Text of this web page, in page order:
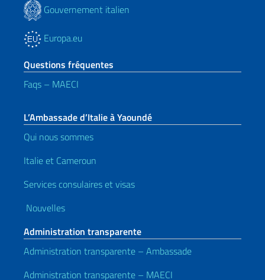
Gouvernement italien
Europa.eu
Questions fréquentes
Faqs – MAECI
L’Ambassade d’Italie à Yaoundé
Qui nous sommes
Italie et Cameroun
Services consulaires et visas
Nouvelles
Administration transparente
Administration transparente – Ambassade
Administration transparente – MAECI